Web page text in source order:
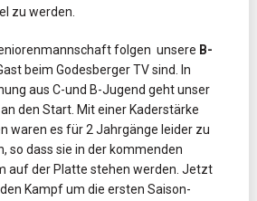
zu werden.
folgen unsere B-
beim Godesberger TV sind. In
aus C-und B-Jugend geht unser
den Start. Mit einer Kaderstärke
waren es für 2 Jahrgänge leider zu
so dass sie in der kommenden
auf der Platte stehen werden. Jetzt
Kampf um die ersten Saison-